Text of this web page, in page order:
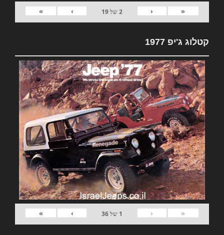
«
‹
2של19
›
»
קטלוג ג'יפ 1977
«
‹
1 של36
›
»